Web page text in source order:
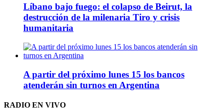
Líbano bajo fuego: el colapso de Beirut, la
destrucción de la milenaria Tiro y crisis
humanitaria
A partir del próximo lunes 15 los bancos
atenderán sin turnos en Argentina
RADIO EN VIVO